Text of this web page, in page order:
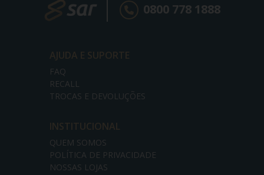
0800 778 1888
AJUDA E SUPORTE
FAQ
RECALL
TROCAS E DEVOLUÇÕES
INSTITUCIONAL
QUEM SOMOS
POLÍTICA DE PRIVACIDADE
NOSSAS LOJAS